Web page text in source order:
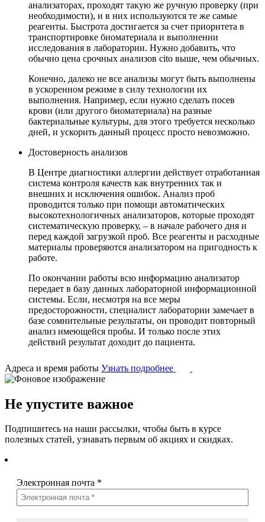
анализаторах, проходят такую же ручную проверку (при
необходимости), и в них используются те же самые
реагенты. Быстрота достигается за счет приоритета в
транспортировке биоматериала и выполнении
исследования в лаборатории. Нужно добавить, что
обычно цена срочных анализов cito выше, чем обычных.
Конечно, далеко не все анализы могут быть выполнены
в ускоренном режиме в силу технологии их
выполнения. Например, если нужно сделать посев
крови (или другого биоматериала) на разные
бактериальные культуры, для этого требуется несколько
дней, и ускорить данный процесс просто невозможно.
Достоверность анализов
В Центре диагностики аллергии действует отработанная
система контроля качеств как внутренних так и
внешних и исключения ошибок. Анализ проб
проводится только при помощи автоматических
высокотехнологичных анализаторов, которые проходят
систематическую проверку, – в начале рабочего дня и
перед каждой загрузкой проб. Все реагенты и расходные
материалы проверяются анализатором на пригодность к
работе.
По окончании работы всю информацию анализатор
передает в базу данных лабораторной информационной
системы. Если, несмотря на все меры
предосторожности, специалист лаборатории замечает в
базе сомнительные результаты, он проводит повторный
анализ имеющейся пробы. И только после этих
действий результат доходит до пациента.
Адреса и время работы Узнать подробнее
Не упустите важное
Подпишитесь на наши рассылки, чтобы быть в курсе
полезных статей, узнавать первым об акциях и скидках.
Электронная почта *